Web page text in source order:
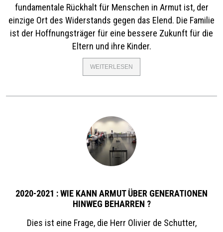
fundamentale Rückhalt für Menschen in Armut ist, der
einzige Ort des Widerstands gegen das Elend. Die Familie
ist der Hoffnungsträger für eine bessere Zukunft für die
Eltern und ihre Kinder.
WEITERLESEN
2015
:
FAMILIE
ZU
LEBEN
2020-2021 : WIE KANN ARMUT ÜBER GENERATIONEN
HINWEG BEHARREN ?
Dies ist eine Frage, die Herr Olivier de Schutter,